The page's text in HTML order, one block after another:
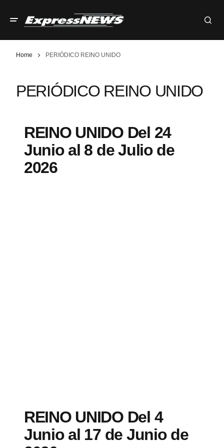
Home PERIÓDICO REINO UNIDO
PERIÓDICO REINO UNIDO
REINO UNIDO Del 24
Junio al 8 de Julio de
2026
REINO UNIDO Del 4
Junio al 17 de Junio de